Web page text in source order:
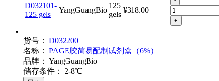
D032101-
125 gels
YangGuangBio
125
gels
¥318.00
-
+
货号：
D032200
名称：
PAGE胶简易配制试剂盒（6%）
品牌：
YangGuangBio
储存条件：
2-8℃